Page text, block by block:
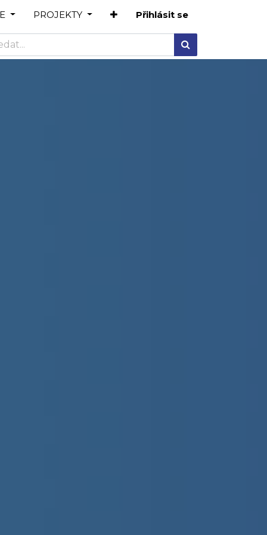
PROJEKTY Přihlásit se